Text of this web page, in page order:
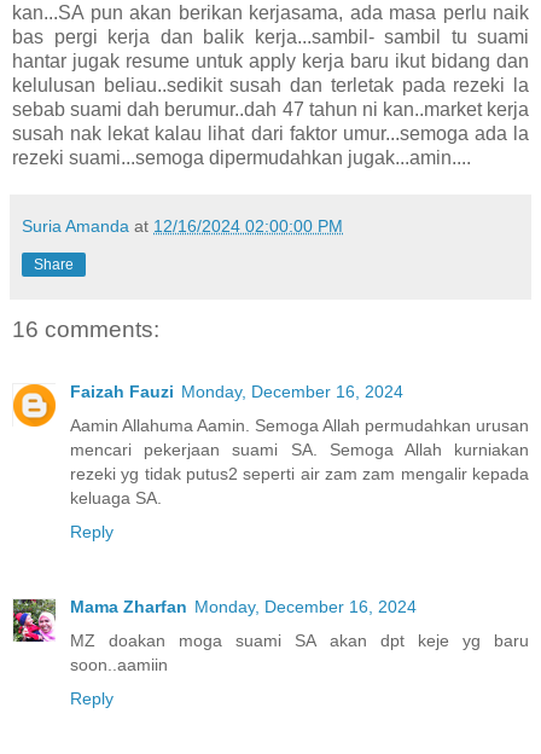
kan...SA pun akan berikan kerjasama, ada masa perlu naik
bas pergi kerja dan balik kerja...sambil- sambil tu suami
hantar jugak resume untuk apply kerja baru ikut bidang dan
kelulusan beliau..sedikit susah dan terletak pada rezeki la
sebab suami dah berumur..dah 47 tahun ni kan..market kerja
susah nak lekat kalau lihat dari faktor umur...semoga ada la
rezeki suami...semoga dipermudahkan jugak...amin....
Suria Amanda at 12/16/2024 02:00:00 PM
Share
16 comments:
Faizah Fauzi Monday, December 16, 2024
Aamin Allahuma Aamin. Semoga Allah permudahkan urusan
mencari pekerjaan suami SA. Semoga Allah kurniakan
rezeki yg tidak putus2 seperti air zam zam mengalir kepada
keluaga SA.
Reply
Mama Zharfan Monday, December 16, 2024
MZ doakan moga suami SA akan dpt keje yg baru
soon..aamiin
Reply